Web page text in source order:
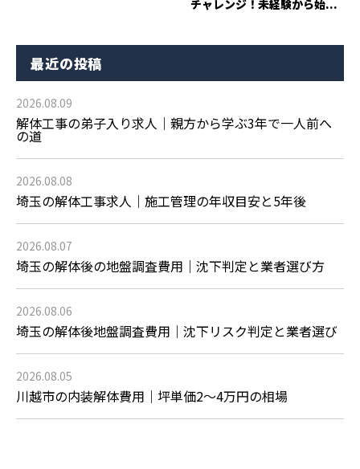
チャレンジ！未経験から始...
最近の投稿
2026.08.09
解体工事の弟子入り求人｜親方から学ぶ3年で一人前へ
の道
2026.08.08
埼玉の解体工事求人｜施工管理の年収目安と5年後
2026.08.07
埼玉の解体後の地盤調査費用｜沈下判定と業者選び方
2026.08.06
埼玉の解体後地盤調査費用｜沈下リスク判定と業者選び
2026.08.05
川越市の内装解体費用｜坪単価2〜4万円の相場